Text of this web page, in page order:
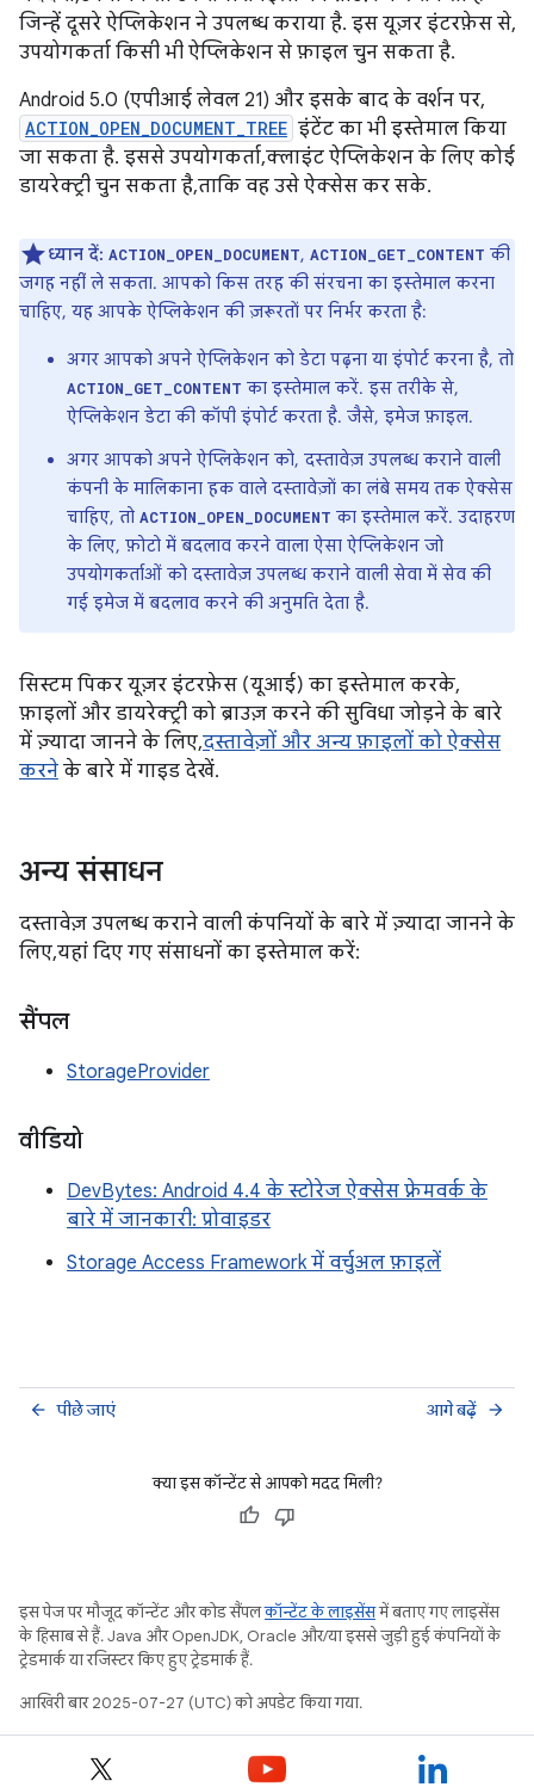
जिन्हें दूसरे ऐप्लिकेशन ने उपलब्ध कराया है. इस यूज़र इंटरफ़ेस से,
उपयोगकर्ता किसी भी ऐप्लिकेशन से फ़ाइल चुन सकता है.
Android 5.0 (एपीआई लेवल 21) और इसके बाद के वर्शन पर,
ACTION_OPEN_DOCUMENT_TREE इंटेंट का भी इस्तेमाल किया
जा सकता है. इससे उपयोगकर्ता, क्लाइंट ऐप्लिकेशन के लिए कोई
डायरेक्ट्री चुन सकता है, ताकि वह उसे ऐक्सेस कर सके.
ध्यान दें: ACTION_OPEN_DOCUMENT, ACTION_GET_CONTENT की
जगह नहीं ले सकता. आपको किस तरह की संरचना का इस्तेमाल करना
चाहिए, यह आपके ऐप्लिकेशन की ज़रूरतों पर निर्भर करता है:
अगर आपको अपने ऐप्लिकेशन को डेटा पढ़ना या इंपोर्ट करना है, तो
ACTION_GET_CONTENT का इस्तेमाल करें. इस तरीके से,
ऐप्लिकेशन डेटा की कॉपी इंपोर्ट करता है. जैसे, इमेज फ़ाइल.
अगर आपको अपने ऐप्लिकेशन को, दस्तावेज़ उपलब्ध कराने वाली
कंपनी के मालिकाना हक वाले दस्तावेज़ों का लंबे समय तक ऐक्सेस
चाहिए, तो ACTION_OPEN_DOCUMENT का इस्तेमाल करें. उदाहरण
के लिए, फ़ोटो में बदलाव करने वाला ऐसा ऐप्लिकेशन जो
उपयोगकर्ताओं को दस्तावेज़ उपलब्ध कराने वाली सेवा में सेव की
गई इमेज में बदलाव करने की अनुमति देता है.
सिस्टम पिकर यूज़र इंटरफ़ेस (यूआई) का इस्तेमाल करके,
फ़ाइलों और डायरेक्ट्री को ब्राउज़ करने की सुविधा जोड़ने के बारे
में ज़्यादा जानने के लिए,दस्तावेज़ों और अन्य फ़ाइलों को ऐक्सेस
करने के बारे में गाइड देखें.
अन्य संसाधन
दस्तावेज़ उपलब्ध कराने वाली कंपनियों के बारे में ज़्यादा जानने के
लिए, यहां दिए गए संसाधनों का इस्तेमाल करें:
सैंपल
StorageProvider
वीडियो
DevBytes: Android 4.4 के स्टोरेज ऐक्सेस फ़्रेमवर्क के
बारे में जानकारी: प्रोवाइडर
Storage Access Framework में वर्चुअल फ़ाइलें
पीछे जाएं
arrow_back आगे बढ़ें arrow_forward
क्या इस कॉन्टेंट से आपको मदद मिली?
इस पेज पर मौजूद कॉन्टेंट और कोड सैंपलकॉन्टेंट के लाइसेंसमें बताए गए लाइसेंस
के हिसाब से हैं. Java और OpenJDK, Oracle और/या इससे जुड़ी हुई कंपनियों के
ट्रेडमार्क या रजिस्टर किए हुए ट्रेडमार्क हैं.
आखिरी बार 2025-07-27 (UTC) को अपडेट किया गया.